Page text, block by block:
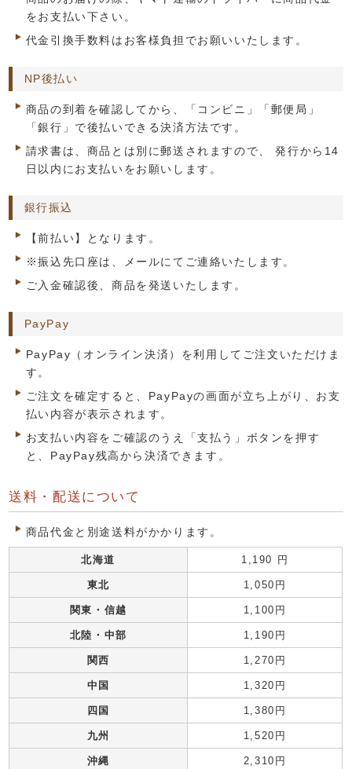
をお支払い下さい。
代金引換手数料はお客様負担でお願いいたします。
NP後払い
商品の到着を確認してから、「コンビニ」「郵便局」
「銀行」で後払いできる決済方法です。
請求書は、商品とは別に郵送されますので、 発行から14
日以内にお支払いをお願いします。
銀行振込
【前払い】となります。
※振込先口座は、メールにてご連絡いたします。
ご入金確認後、商品を発送いたします。
PayPay
PayPay（オンライン決済）を利用してご注文いただけま
す。
ご注文を確定すると、PayPayの画面が立ち上がり、お支
払い内容が表示されます。
お支払い内容をご確認のうえ「支払う」ボタンを押す
と、PayPay残高から決済できます。
送料・配送について
商品代金と別途送料がかかります。
北海道 1,190 円
東北 1,050円
関東・信越 1,100円
北陸・中部 1,190円
関西 1,270円
中国 1,320円
四国 1,380円
九州 1,520円
沖縄 2,310円